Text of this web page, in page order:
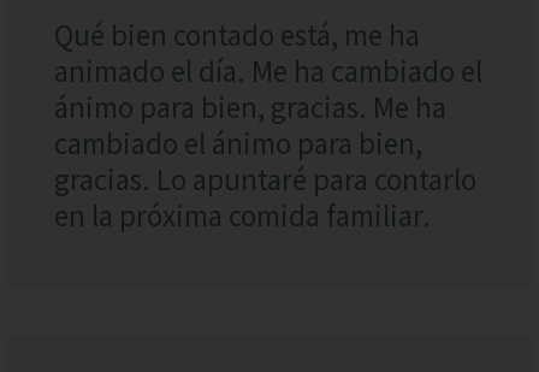
Qué bien contado está, me ha
animado el día. Me ha cambiado el
ánimo para bien, gracias. Me ha
cambiado el ánimo para bien,
gracias. Lo apuntaré para contarlo
en la próxima comida familiar.